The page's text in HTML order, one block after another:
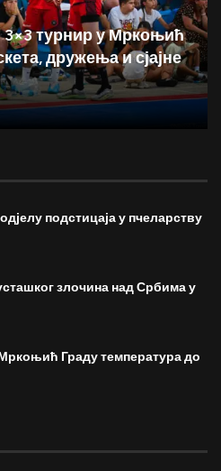
турнир у Мркоњић
дружења и сјајне
подстицаја у пчеларству
злочина над Србима у
Граду температура до